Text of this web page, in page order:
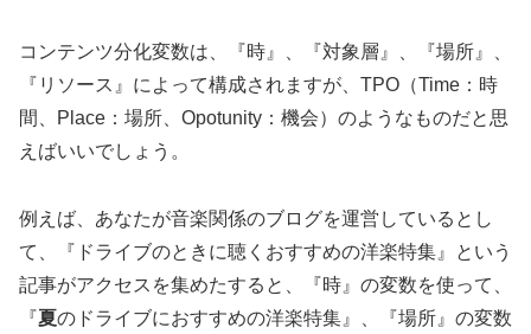
コンテンツ分化変数は、『時』、『対象層』、『場所』、
『リソース』によって構成されますが、TPO（Time：時
間、Place：場所、Opotunity：機会）のようなものだと思
えばいいでしょう。
例えば、あなたが音楽関係のブログを運営しているとし
て、『ドライブのときに聴くおすすめの洋楽特集』という
記事がアクセスを集めたすると、『時』の変数を使って、
『夏のドライブにおすすめの洋楽特集』、『場所』の変数